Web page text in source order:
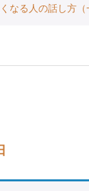
なる人の話し方（